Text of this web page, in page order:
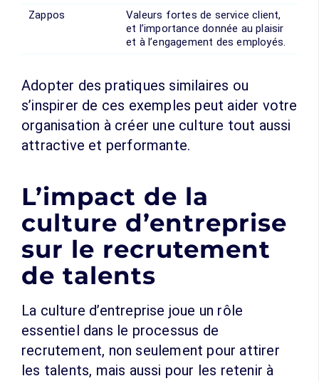
Zappos
Valeurs fortes de service client,
et l’importance donnée au plaisir
et à l’engagement des employés.
Adopter des pratiques similaires ou
s’inspirer de ces exemples peut aider votre
organisation à créer une culture tout aussi
attractive et performante.
L’impact de la
culture d’entreprise
sur le recrutement
de talents
La culture d’entreprise joue un rôle
essentiel dans le processus de
recrutement, non seulement pour attirer
les talents, mais aussi pour les retenir à